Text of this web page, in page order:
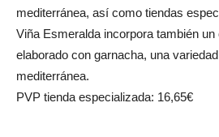
mediterránea, así como tiendas
Viña Esmeralda incorpora también
elaborado con garnacha, una
mediterránea.
PVP tienda especializada: 16,65€